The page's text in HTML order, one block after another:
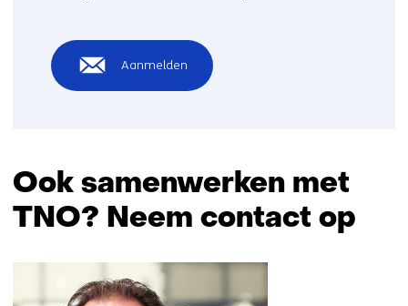
Aanmelden
Ook samenwerken met
TNO? Neem contact op
navigatie
over